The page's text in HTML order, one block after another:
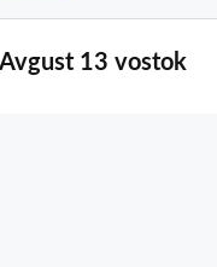
13 vostok